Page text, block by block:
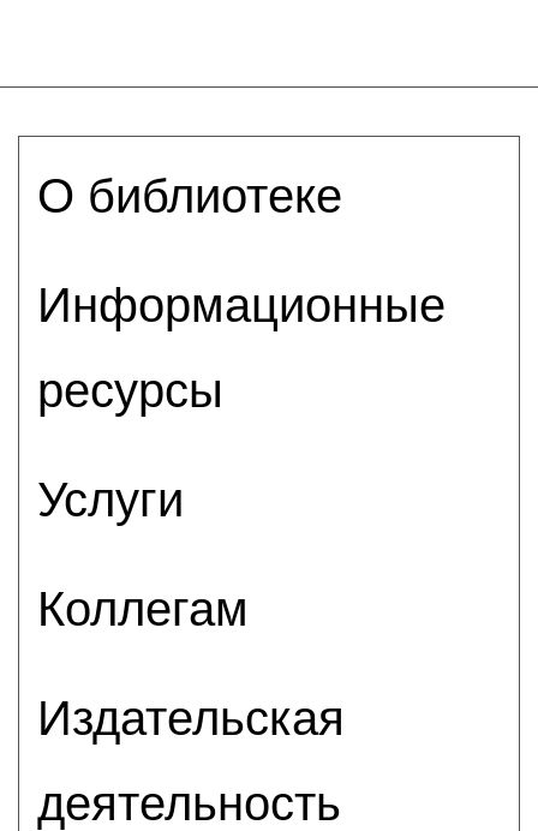
О библиотеке
Информационные
ресурсы
Услуги
Коллегам
Издательская
деятельность